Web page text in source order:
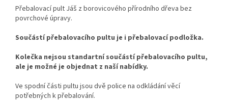
Přebalovací pult Jáš z borovicového přírodního dřeva bez
povrchové úpravy.
Součástí přebalovacího pultu je i přebalovací podložka.
Kolečka nejsou standartní součástí přebalovacího pultu,
ale je možné je objednat z naší nabídky.
Ve spodní části pultu jsou dvě police na odkládání věcí
potřebných k přebalování.